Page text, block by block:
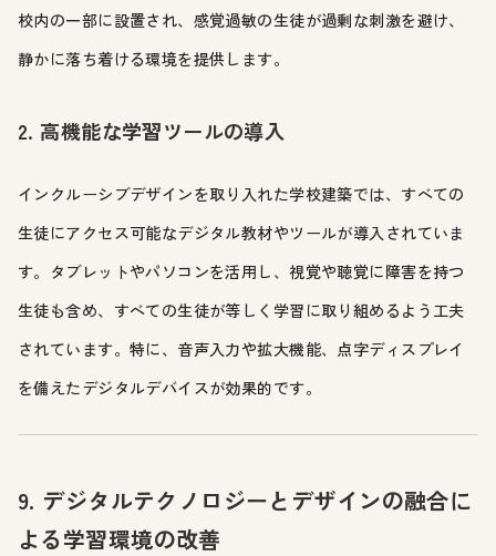
校内の一部に設置され、感覚過敏の生徒が過剰な刺激を避け、
静かに落ち着ける環境を提供します。
2. 高機能な学習ツールの導入
インクルーシブデザインを取り入れた学校建築では、すべての
生徒にアクセス可能なデジタル教材やツールが導入されていま
す。タブレットやパソコンを活用し、視覚や聴覚に障害を持つ
生徒も含め、すべての生徒が等しく学習に取り組めるよう工夫
されています。特に、音声入力や拡大機能、点字ディスプレイ
を備えたデジタルデバイスが効果的です。
9. デジタルテクノロジーとデザインの融合に
よる学習環境の改善